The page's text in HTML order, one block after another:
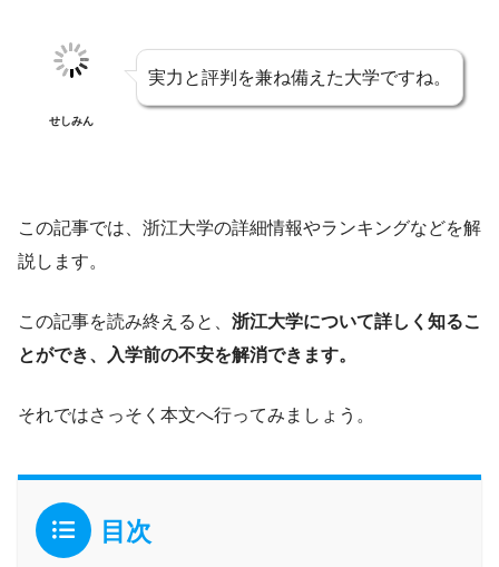
せしみん
実力と評判を兼ね備えた大学ですね。
この記事では、浙江大学の詳細情報やランキングなどを解
説します。
この記事を読み終えると、 浙江大学について詳しく知るこ
とができ、入学前の不安を解消できます。
それではさっそく本文へ行ってみましょう。
目次